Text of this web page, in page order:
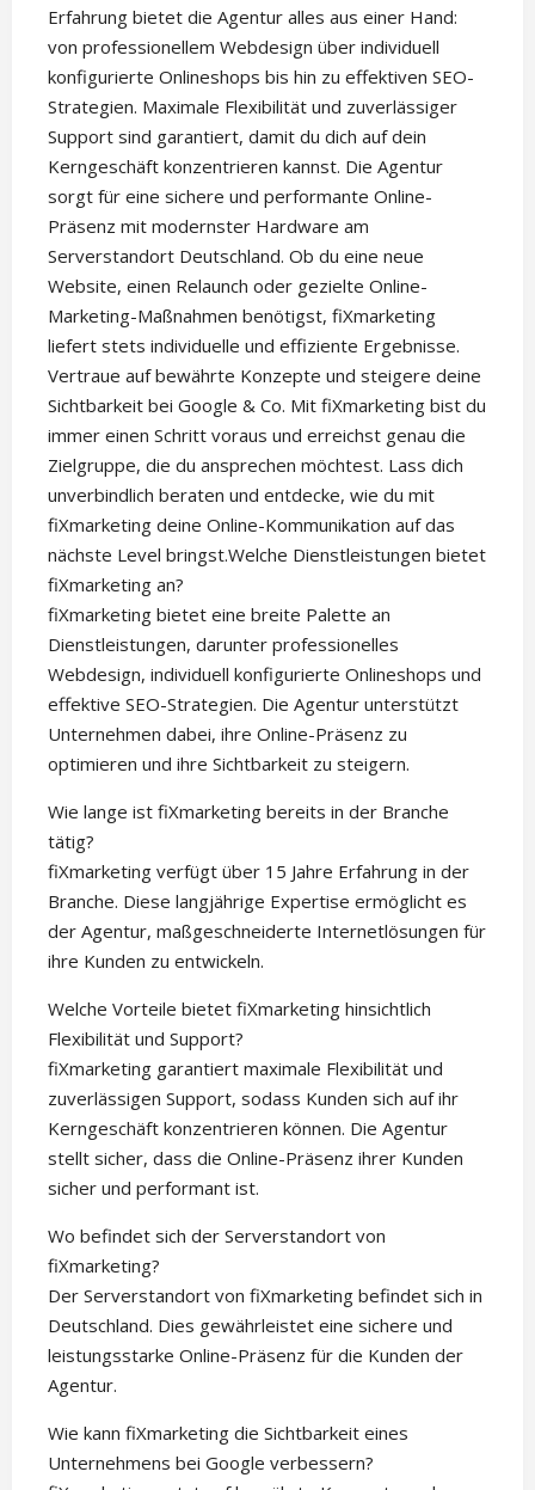
Erfahrung bietet die Agentur alles aus einer Hand:
von professionellem Webdesign über individuell
konfigurierte Onlineshops bis hin zu effektiven SEO-
Strategien. Maximale Flexibilität und zuverlässiger
Support sind garantiert, damit du dich auf dein
Kerngeschäft konzentrieren kannst. Die Agentur
sorgt für eine sichere und performante Online-
Präsenz mit modernster Hardware am
Serverstandort Deutschland. Ob du eine neue
Website, einen Relaunch oder gezielte Online-
Marketing-Maßnahmen benötigst, fiXmarketing
liefert stets individuelle und effiziente Ergebnisse.
Vertraue auf bewährte Konzepte und steigere deine
Sichtbarkeit bei Google & Co. Mit fiXmarketing bist du
immer einen Schritt voraus und erreichst genau die
Zielgruppe, die du ansprechen möchtest. Lass dich
unverbindlich beraten und entdecke, wie du mit
fiXmarketing deine Online-Kommunikation auf das
nächste Level bringst.Welche Dienstleistungen bietet
fiXmarketing an?
fiXmarketing bietet eine breite Palette an
Dienstleistungen, darunter professionelles
Webdesign, individuell konfigurierte Onlineshops und
effektive SEO-Strategien. Die Agentur unterstützt
Unternehmen dabei, ihre Online-Präsenz zu
optimieren und ihre Sichtbarkeit zu steigern.
Wie lange ist fiXmarketing bereits in der Branche
tätig?
fiXmarketing verfügt über 15 Jahre Erfahrung in der
Branche. Diese langjährige Expertise ermöglicht es
der Agentur, maßgeschneiderte Internetlösungen für
ihre Kunden zu entwickeln.
Welche Vorteile bietet fiXmarketing hinsichtlich
Flexibilität und Support?
fiXmarketing garantiert maximale Flexibilität und
zuverlässigen Support, sodass Kunden sich auf ihr
Kerngeschäft konzentrieren können. Die Agentur
stellt sicher, dass die Online-Präsenz ihrer Kunden
sicher und performant ist.
Wo befindet sich der Serverstandort von
fiXmarketing?
Der Serverstandort von fiXmarketing befindet sich in
Deutschland. Dies gewährleistet eine sichere und
leistungsstarke Online-Präsenz für die Kunden der
Agentur.
Wie kann fiXmarketing die Sichtbarkeit eines
Unternehmens bei Google verbessern?